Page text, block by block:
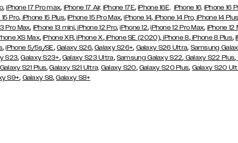
,iPhone 17 Pro max, iPhone 17 Air, iPhone 17E,iPhone 16E, iPhone 16, iPhone 16
Pro, iPhone 15 Plus,iPhone 15 Pro Max,iPhone 14, iPhone 14 Pro, iPhone 14
Pro Max, iPhone 13 mini,iPhone 12 Pro,iPhone 12,iPhone 12 Pro Max, iPhone 12
XS Max,iPhone XR,iPhone X,iPhone SE (2020),iPhone 8,iPhone 8 Plus,
,iPhone 5/5s/SE, Galaxy S26,Galaxy S26+, Galaxy S26 Ultra, Samsung
S23,Galaxy S23+, Galaxy S23 Ultra, Samsung Galaxy S22, Galaxy S22 Plus,
Galaxy S21 Plus,Galaxy S21 Ultra, Galaxy S20, Galaxy S20 Plus, Galaxy S20
S9+, Galaxy S8,Galaxy S8+